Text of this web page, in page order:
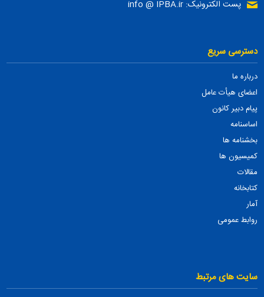
پست الکترونیک: info @ IPBA.ir
دسترسی سریع
درباره ما
اعضای هیأت عامل
پیام دبیر کانون
اساسنامه
بخشنامه ها
کمیسیون ها
مقالات
کتابخانه
آمار
روابط عمومی
سایت های مرتبط